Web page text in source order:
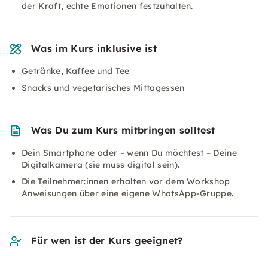
der Kraft, echte Emotionen festzuhalten.
Was im Kurs inklusive ist
Getränke, Kaffee und Tee
Snacks und vegetarisches Mittagessen
Was Du zum Kurs mitbringen solltest
Dein Smartphone oder – wenn Du möchtest – Deine
Digitalkamera (sie muss digital sein).
Die Teilnehmer:innen erhalten vor dem Workshop
Anweisungen über eine eigene WhatsApp-Gruppe.
Für wen ist der Kurs geeignet?